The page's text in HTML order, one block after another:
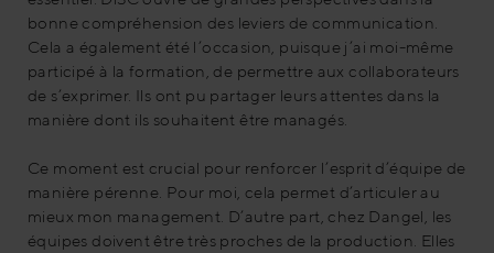
bonne compréhension des leviers de communication.
Cela a également été l’occasion, puisque j’ai moi-même
participé à la formation, de permettre aux collaborateurs
de s’exprimer. Ils ont pu partager leurs attentes dans la
manière dont ils souhaitent être managés.
Ce moment est crucial pour renforcer l’esprit d’équipe de
manière pérenne. Pour moi, cela permet d’articuler au
mieux mon management. D’autre part, chez Dangel, les
équipes doivent être très proches de la production. Elles